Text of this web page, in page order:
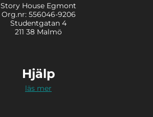
Story House Egmont
Org.nr: 556046-9206
Studentgatan 4
211 38 Malmö
Hjälp
läs mer